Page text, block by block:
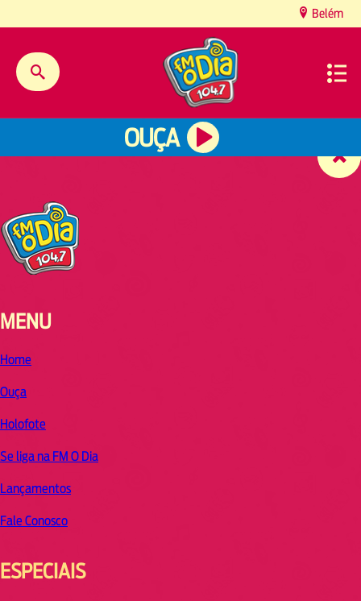
Belém
OUÇA
MENU
Home
Ouça
Holofote
Se liga na FM O Dia
Lançamentos
Fale Conosco
ESPECIAIS